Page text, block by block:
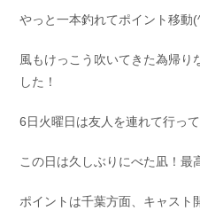
やっと一本釣れてポイント移動
風もけっこう吹いてきた為帰り
した！
6日火曜日は友人を連れて行っ
この日は久しぶりにべた凪！最
ポイントは千葉方面、キャスト